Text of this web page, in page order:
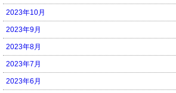
2023年10月
2023年9月
2023年8月
2023年7月
2023年6月